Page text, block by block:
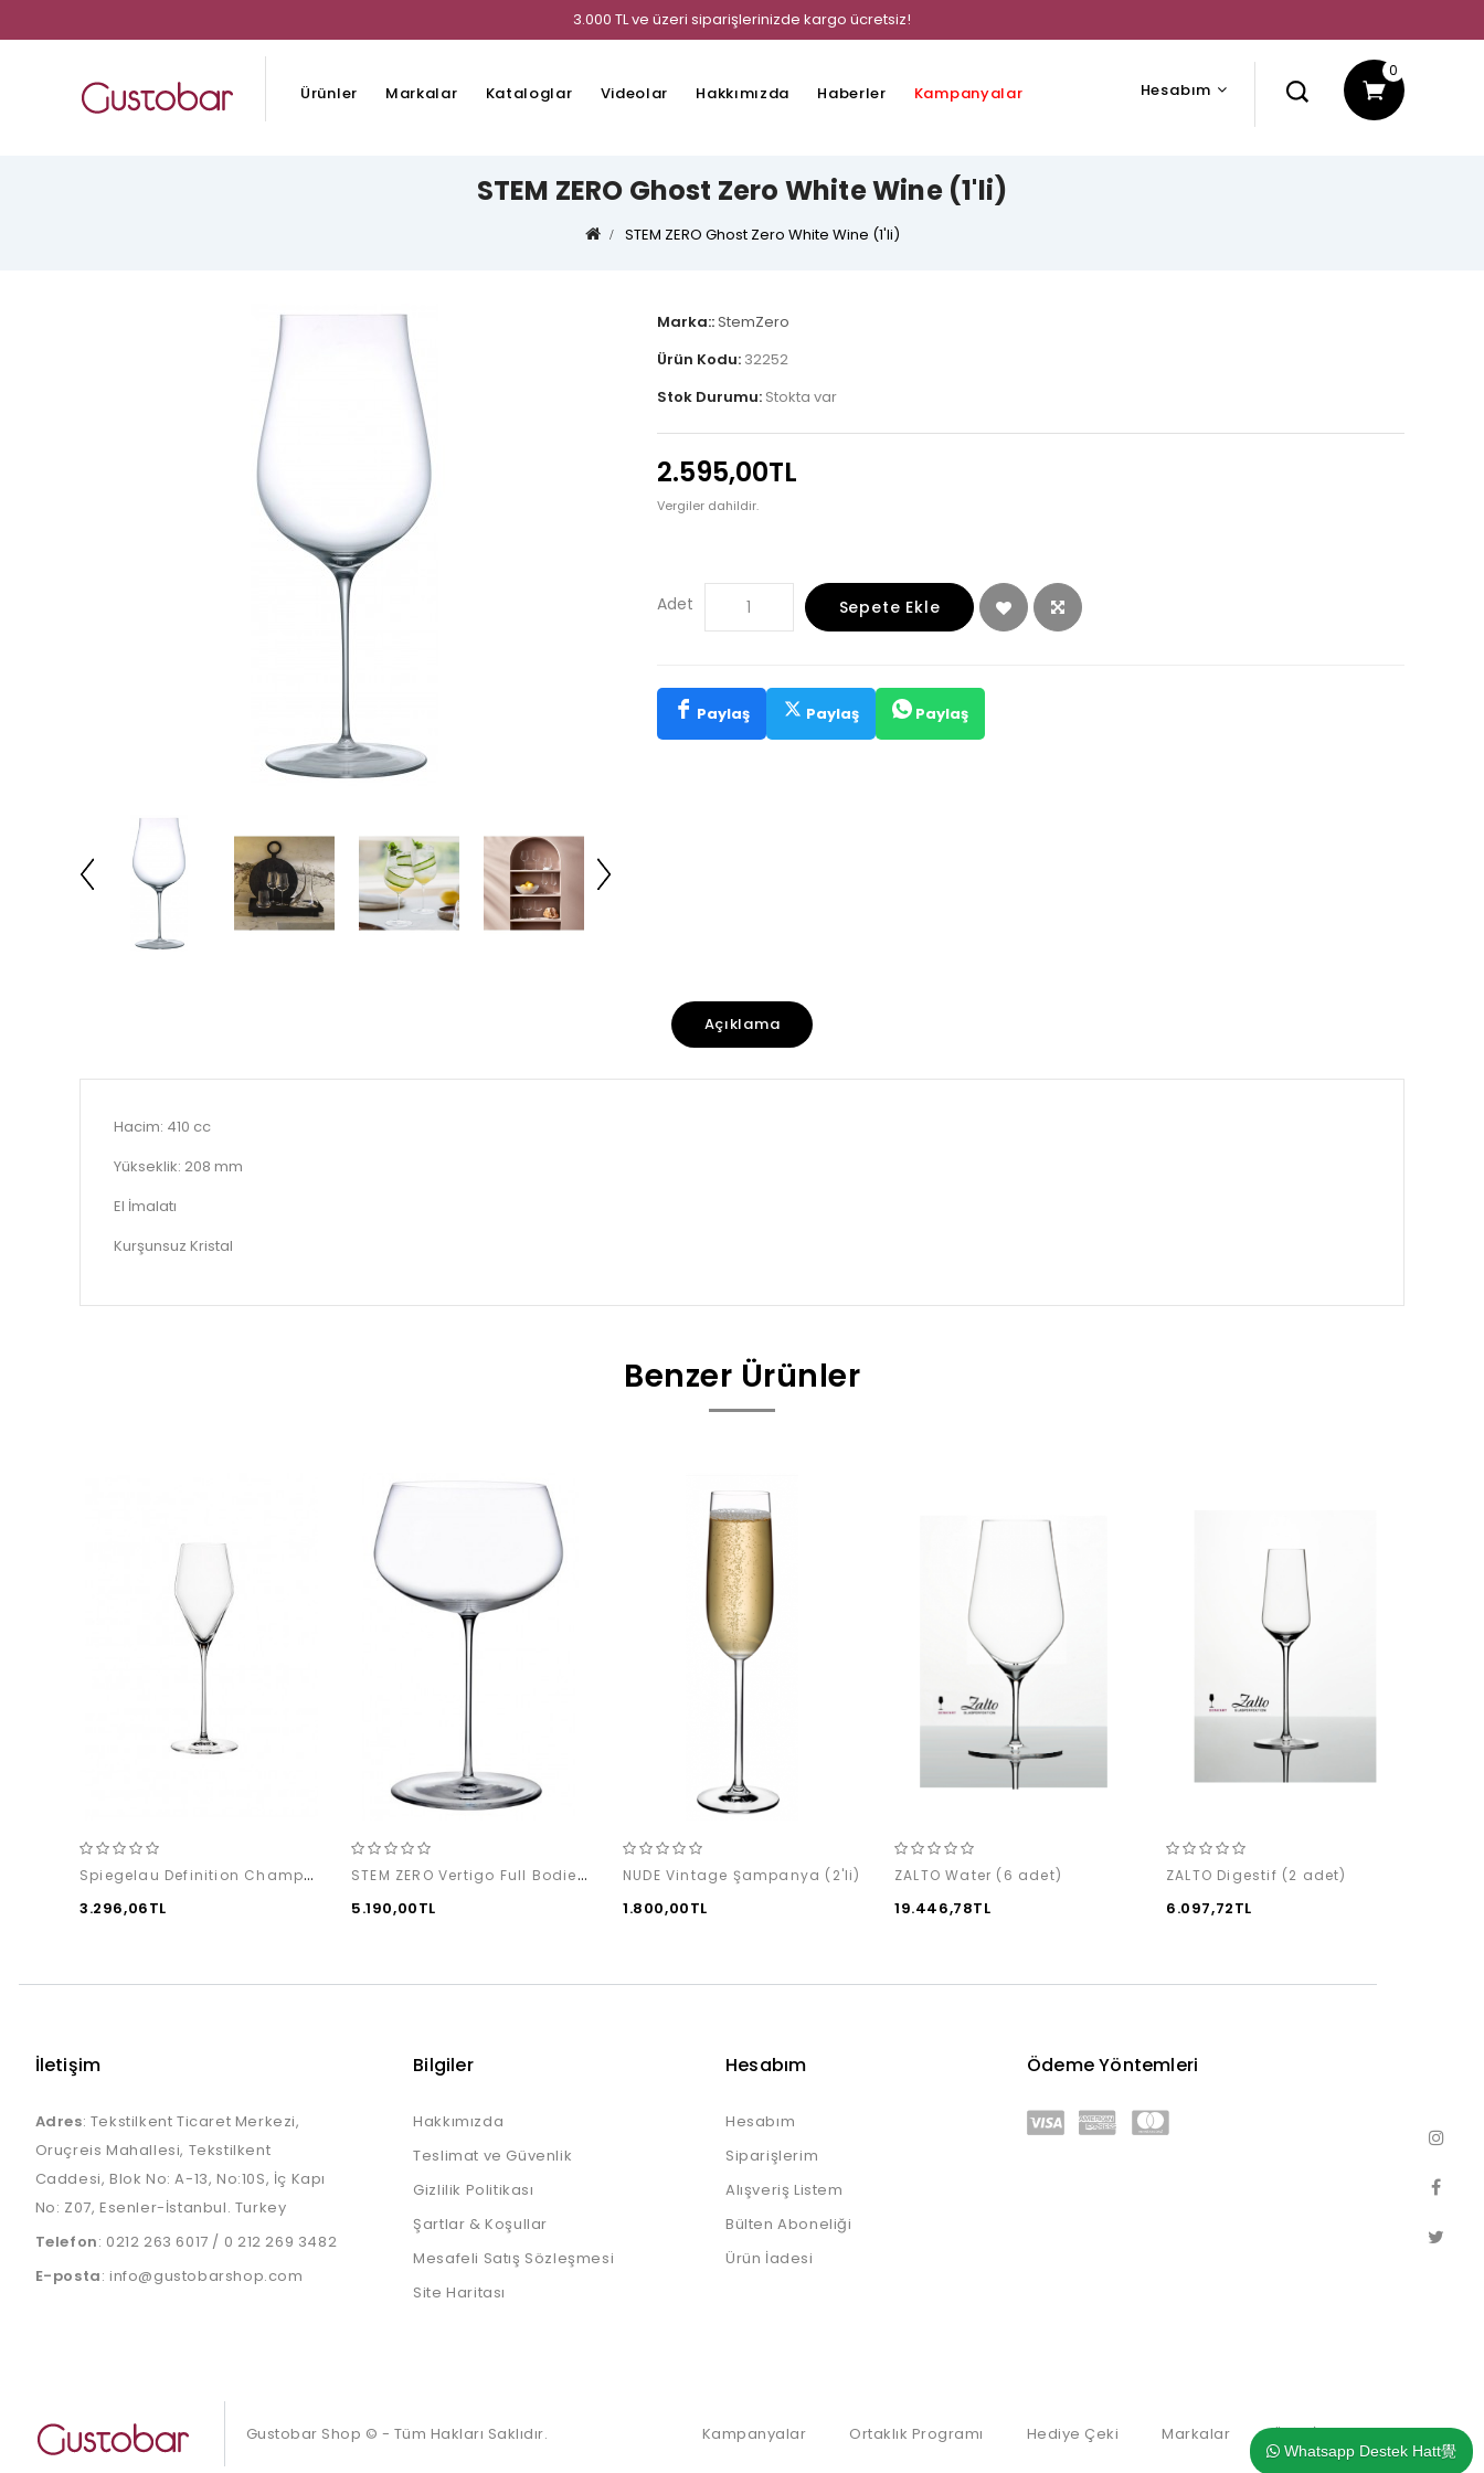
3.000 TL ve üzeri siparişlerinizde kargo ücretsiz!
Whatsapp Destek Hatt覺
0
Hesabım
Ürünler Markalar Kataloglar Videolar Hakkımızda Haberler Kampanyalar
STEM ZERO Ghost Zero White Wine (1'li)
STEM ZERO Ghost Zero White Wine (1'li)
Marka::StemZero
Ürün Kodu: 32252
Stok Durumu: Stokta var
2.595,00TL
Vergiler dahildir.
Adet Sepete Ekle
Paylaş Paylaş Paylaş
Açıklama
Hacim: 410 cc
Yükseklik: 208 mm
El İmalatı
Kurşunsuz Kristal
Benzer Ürünler
Spiegelau Definition Champagne (2 adet)
3.296,06TL
STEM ZERO Vertigo Full Bodied White Wine (2'li)
5.190,00TL
NUDE Vintage Şampanya (2'li)
1.800,00TL
ZALTO Water (6 adet)
19.446,78TL
ZALTO Digestif (2 adet)
6.097,72TL
İletişim
Adres: Tekstilkent Ticaret Merkezi,
Oruçreis Mahallesi, Tekstilkent
Caddesi, Blok No: A-13, No:10S, İç Kapı
No: Z07, Esenler-İstanbul. Turkey
Telefon: 0212 263 6017 / 0 212 269 3482
E-posta:info@gustobarshop.com
Bilgiler
Hakkımızda
Teslimat ve Güvenlik
Gizlilik Politikası
Şartlar & Koşullar
Mesafeli Satış Sözleşmesi
Site Haritası
Hesabım
Hesabım
Siparişlerim
Alışveriş Listem
Bülten Aboneliği
Ürün İadesi
Ödeme Yöntemleri
Gustobar Shop © - Tüm Hakları Saklıdır. Kampanyalar Ortaklık Programı Hediye Çeki Markalar Ürün İadesi